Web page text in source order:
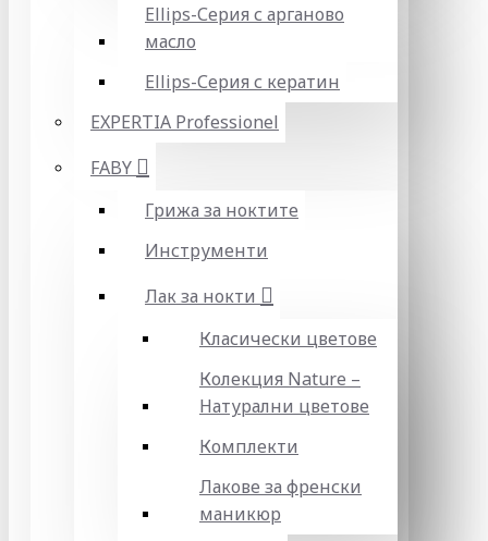
Ellips-Серия с арганово
масло
Ellips-Серия с кератин
EXPERTIA Professionel
FABY
Грижа за ноктите
Инструменти
Лак за нокти
Класически цветове
Колекция Nature –
Натурални цветове
Комплекти
Лакове за френски
маникюр